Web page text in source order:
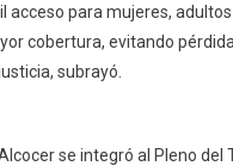
acceso para mujeres,
cobertura, evitando
subrayó.
se integró al Pleno del